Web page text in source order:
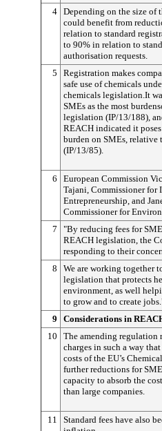
4 Depending on the size of
could benefit from
relation to standard
to 90% in relation to
authorisation requests.
5
Registration makes
safe use of chemicals
chemicals legislation.It
SMEs as the most
legislation (IP/13/188),
REACH indicated it
burden on SMEs, relative
(IP/13/85).
6
European Commission
Tajani, Commissioner for
Entrepreneurship, and
Commissioner for
7
"By reducing fees for
REACH legislation, the
responding to their
8
We are working together
legislation that protects
environment, as well
to grow and to create
9
Considerations in
10
The amending regulation
charges in such a way
costs of the EU’s
further reductions for
capacity to absorb the
than large companies.
11
Standard fees have also